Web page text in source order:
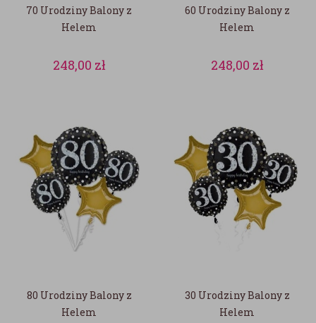
70 Urodziny Balony z
Helem
248,00 zł
60 Urodziny Balony z
Helem
248,00 zł
80 Urodziny Balony z
Helem
30 Urodziny Balony z
Helem